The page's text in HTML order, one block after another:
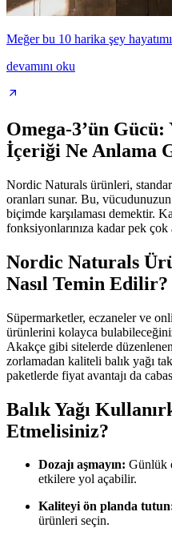
Meğer bu 10 harika şey
devamını oku
Omega-3’ün
İçeriği Ne Anlama
Nordic Naturals ürünleri,
oranları sunar. Bu,
biçimde karşılaması demektir.
fonksiyonlarınıza kadar pek çok
Nordic Naturals
Nasıl Temin Edilir?
Süpermarketler, eczaneler ve
ürünlerini kolayca
Akakçe gibi sitelerde
zorlamadan kaliteli balık yağı
paketlerde fiyat avantajı da
Balık Yağı
Etmelisiniz?
Dozajı aşmayın: Günlük
etkilere yol açabilir.
Kaliteyi ön planda
ürünleri seçin.